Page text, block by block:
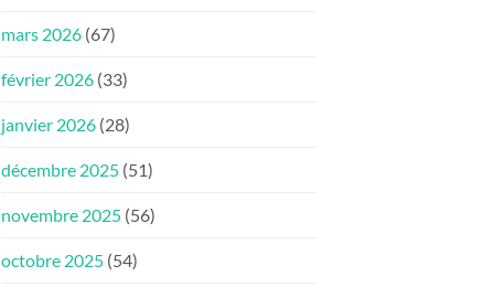
mars 2026 (67)
février 2026 (33)
janvier 2026 (28)
décembre 2025 (51)
novembre 2025 (56)
octobre 2025 (54)